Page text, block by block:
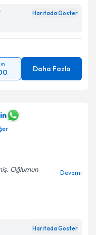
Haritada Göster
Daha Fazla
Oğlumun
Devamı
Haritada Göster